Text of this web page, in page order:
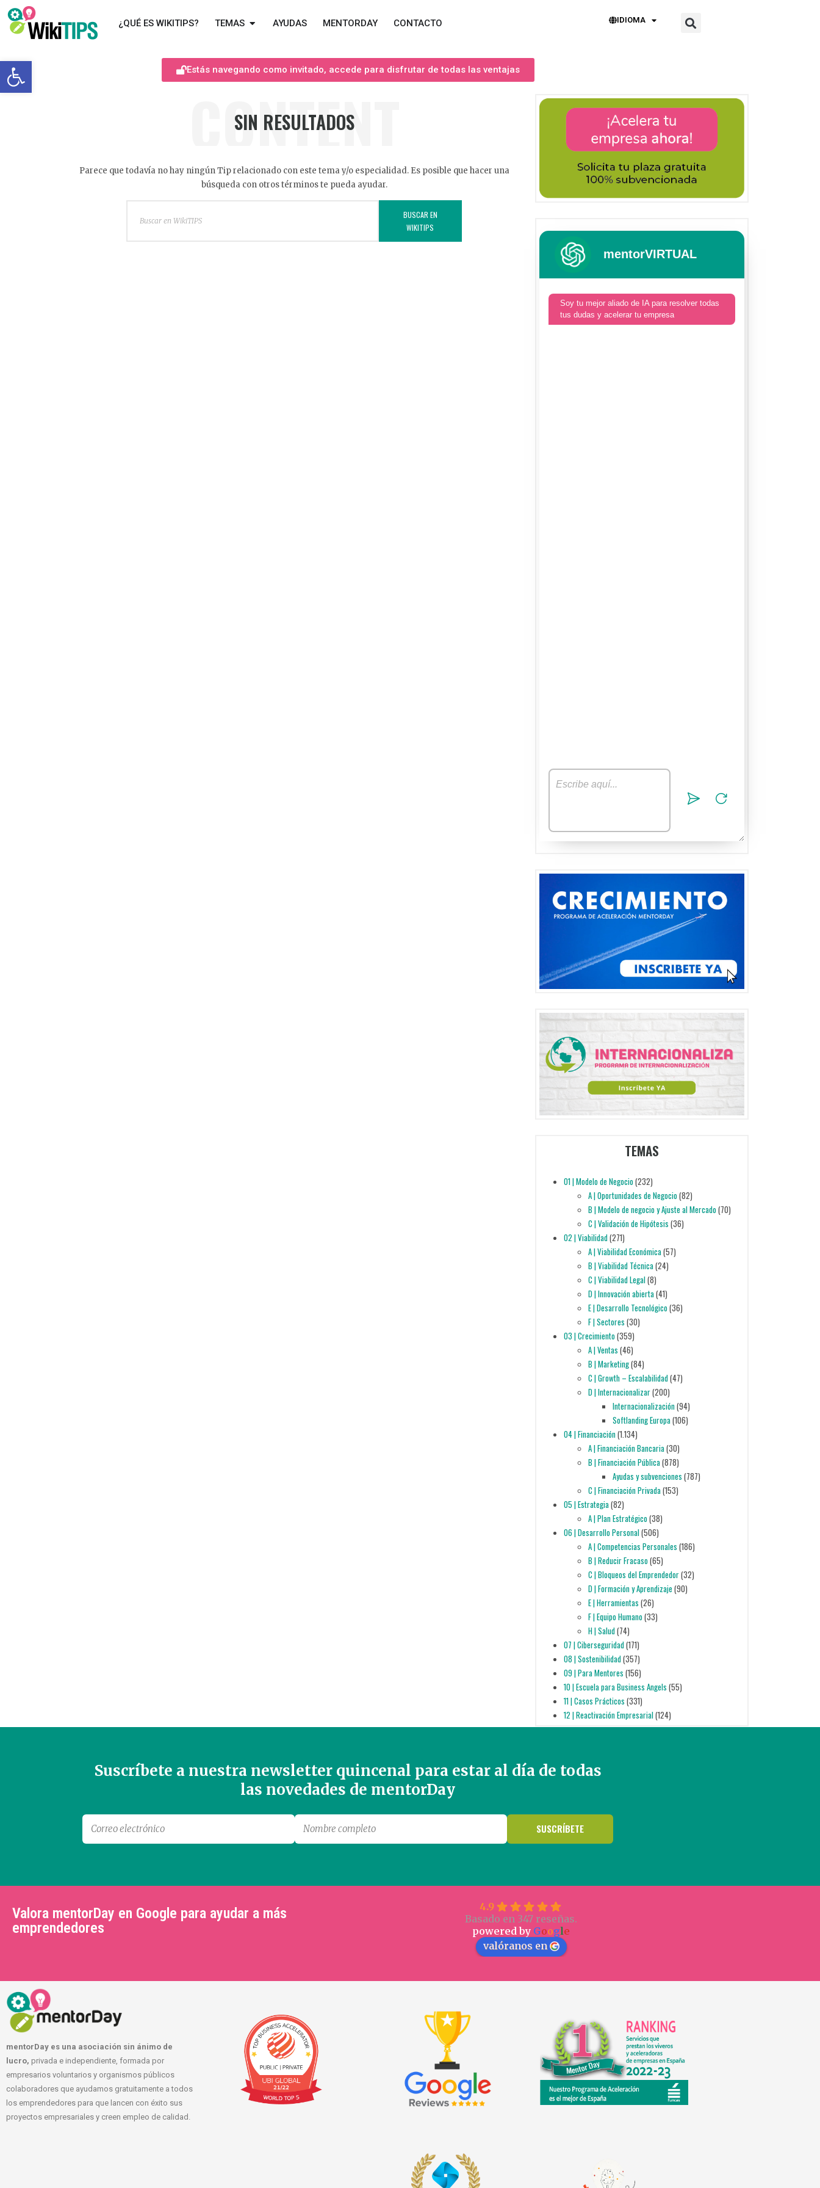
Abrir barra de herramientas
¿QUÉ ES WIKITIPS? TEMAS AYUDAS MENTORDAY CONTACTO IDIOMA
Estás navegando como invitado, accede para disfrutar de todas las ventajas
CONTENT
SIN RESULTADOS
Parece que todavía no hay ningún Tip relacionado con este tema y/o especialidad. Es posible que hacer una
búsqueda con otros términos te pueda ayudar.
BUSCAR EN
WIKITIPS
mentorVIRTUAL
Soy tu mejor aliado de IA para resolver todas
tus dudas y acelerar tu empresa
TEMAS
01 | Modelo de Negocio(232)
A | Oportunidades de Negocio(82)
B | Modelo de negocio y Ajuste al Mercado(70)
C | Validación de Hipótesis (36)
02 | Viabilidad(271)
A | Viabilidad Económica(57)
B | Viabilidad Técnica(24)
C | Viabilidad Legal(8)
D | Innovación abierta(41)
E | Desarrollo Tecnológico(36)
F | Sectores (30)
03 | Crecimiento(359)
A | Ventas (46)
B | Marketing(84)
C | Growth – Escalabilidad(47)
D | Internacionalizar(200)
Internacionalización(94)
Softlanding Europa(106)
04 | Financiación(1.134)
A | Financiación Bancaria(30)
B | Financiación Pública(878)
Ayudas y subvenciones (787)
C | Financiación Privada(153)
05 | Estrategia(82)
A | Plan Estratégico(38)
06 | Desarrollo Personal(506)
A | Competencias Personales (186)
B | Reducir Fracaso(65)
C | Bloqueos del Emprendedor(32)
D | Formación y Aprendizaje (90)
E | Herramientas (26)
F | Equipo Humano(33)
H | Salud(74)
07 | Ciberseguridad(171)
08 | Sostenibilidad(357)
09 | Para Mentores (156)
10 | Escuela para Business Angels (55)
11 | Casos Prácticos (331)
12 | Reactivación Empresarial(124)
Suscríbete a nuestra newsletter quincenal para estar al día de todas
las novedades de mentorDay
Valora mentorDay en Google para ayudar a más
emprendedores
4.9
Basado en 347 reseñas.
powered by Google
valóranos en
mentorDay es una asociación sin ánimo de
lucro, privada e independiente, formada por
empresarios voluntarios y organismos públicos
colaboradores que ayudamos gratuitamente a todos
los emprendedores para que lancen con éxito sus
proyectos empresariales y creen empleo de calidad.